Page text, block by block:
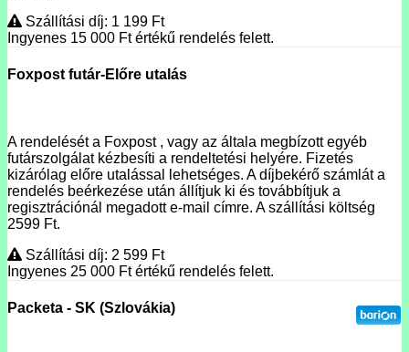
Szállítási díj: 1 199 Ft
Ingyenes 15 000 Ftértékű rendelés felett.
Foxpost futár-Előre utalás
A rendelését a Foxpost , vagy az általa megbízott egyéb
futárszolgálat kézbesíti a rendeltetési helyére. Fizetés
kizárólag előre utalással lehetséges. A díjbekérő számlát a
rendelés beérkezése után állítjuk ki és továbbítjuk a
regisztrációnál megadott e-mail címre. A szállítási költség
2599 Ft.
Szállítási díj: 2 599 Ft
Ingyenes 25 000 Ftértékű rendelés felett.
Packeta - SK (Szlovákia)